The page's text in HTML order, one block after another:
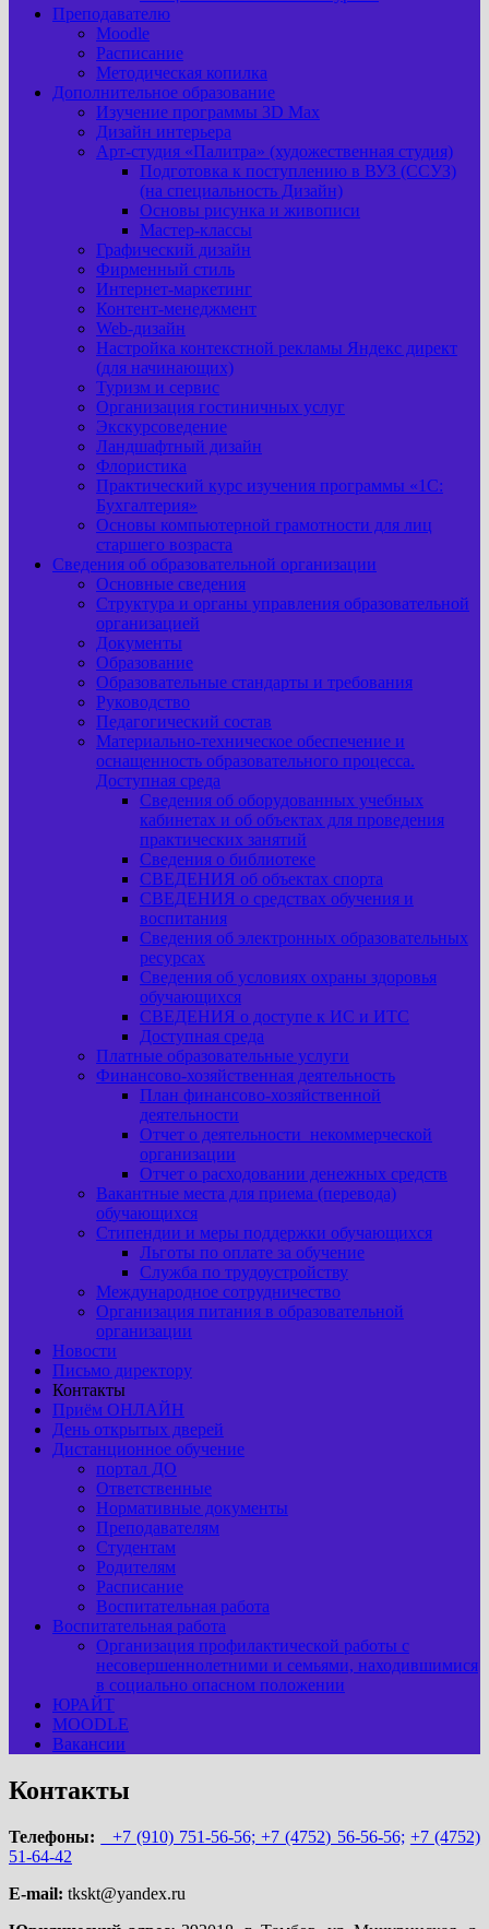
Преподавателю
Moodle
Расписание
Методическая копилка
Дополнительное образование
Изучение программы 3D Max
Дизайн интерьера
Арт-cтудия «Палитра» (художественная студия)
Подготовка к поступлению в ВУЗ (ССУЗ)
(на специальность Дизайн)
Основы рисунка и живописи
Мастер-классы
Графический дизайн
Фирменный стиль
Интернет-маркетинг
Контент-менеджмент
Web-дизайн
Настройка контекстной рекламы Яндекс директ
(для начинающих)
Туризм и сервис
Организация гостиничных услуг
Экскурсоведение
Ландшафтный дизайн
Флористика
Практический курс изучения программы «1С:
Бухгалтерия»
Основы компьютерной грамотности для лиц
старшего возраста
Сведения об образовательной организации
Основные сведения
Структура и органы управления образовательной
организацией
Документы
Образование
Образовательные стандарты и требования
Руководство
Педагогический состав
Материально-техническое обеспечение и
оснащенность образовательного процесса.
Доступная среда
Сведения об оборудованных учебных
кабинетах и об объектах для проведения
практических занятий
Сведения о библиотеке
СВЕДЕНИЯ об объектах спорта
СВЕДЕНИЯ о средствах обучения и
воспитания
Сведения об электронных образовательных
ресурсах
Сведения об условиях охраны здоровья
обучающихся
СВЕДЕНИЯ о доступе к ИС и ИТС
Доступная среда
Платные образовательные услуги
Финансово-хозяйственная деятельность
План финансово-хозяйственной
деятельности
Отчет о деятельности некоммерческой
организации
Отчет о расходовании денежных средств
Вакантные места для приема (перевода)
обучающихся
Стипендии и меры поддержки обучающихся
Льготы по оплате за обучение
Служба по трудоустройству
Международное сотрудничество
Организация питания в образовательной
организации
Новости
Письмо директору
Контакты
Приём ОНЛАЙН
День открытых дверей
Дистанционное обучение
портал ДО
Ответственные
Нормативные документы
Преподавателям
Студентам
Родителям
Расписание
Воспитательная работа
Воспитательная работа
Организация профилактической работы с
несовершеннолетними и семьями, находившимися
в социально опасном положении
ЮРАЙТ
MOODLE
Вакансии
Контакты
Телефоны: +7 (910) 751-56-56; +7 (4752) 56-56-56; +7 (4752)
51-64-42
E-mail: tkskt@yandex.ru